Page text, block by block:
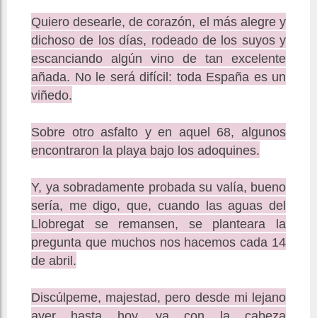
Quiero desearle, de corazón, el más alegre y
dichoso de los días, rodeado de los suyos y
escanciando algún vino de tan excelente
añada. No le será difícil: toda España es un
viñedo.
Sobre otro asfalto y en aquel 68, algunos
encontraron la playa bajo los adoquines.
Y, ya sobradamente probada su valía, bueno
sería, me digo, que, cuando las aguas del
Llobregat se remansen, se planteara la
pregunta que muchos nos hacemos cada 14
de abril.
Discúlpeme, majestad, pero desde mi lejano